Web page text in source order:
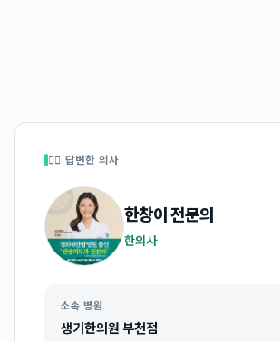
👩‍⚕️ 답변한 의사
한창이전문의
한의사
소속 병원
생기한의원 부천점